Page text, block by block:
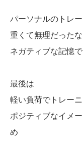
パーソナルのトレ
重くて無理だったな
ネガティブな記憶
最後は
軽い負荷でトレー
ポジティブなイメ
め